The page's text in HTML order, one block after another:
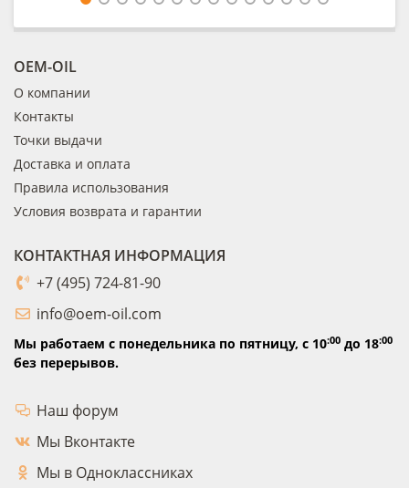
OEM-OIL
О компании
Контакты
Точки выдачи
Доставка и оплата
Правила использования
Условия возврата и гарантии
КОНТАКТНАЯ ИНФОРМАЦИЯ
+7 (495) 724-81-90
info@oem-oil.com
Мы работаем с понедельника по пятницу, с 10:00 до 18:00
без перерывов.
Наш форум
Мы Вконтакте
Мы в Одноклассниках